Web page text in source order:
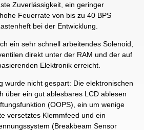
Zuverlässigkeit, ein geringer
Feuerrate von bis zu 40 BPS
bei der Entwicklung.
ein sehr schnell arbeitendes Solenoid,
direkt unter der RAM und der auf
Elektronik erreicht.
wurde nicht gespart: Die elektronischen
über ein gut ablesbares LCD ablesen
(OOPS), ein um wenige
versetztes Klemmfeed und ein
(Breakbeam Sensor